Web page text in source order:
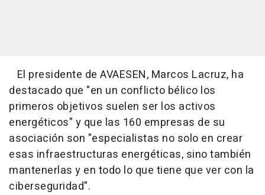
El presidente de AVAESEN, Marcos Lacruz, ha
destacado que "en un conflicto bélico los
primeros objetivos suelen ser los activos
energéticos" y que las 160 empresas de su
asociación son "especialistas no solo en crear
esas infraestructuras energéticas, sino también
mantenerlas y en todo lo que tiene que ver con la
ciberseguridad".